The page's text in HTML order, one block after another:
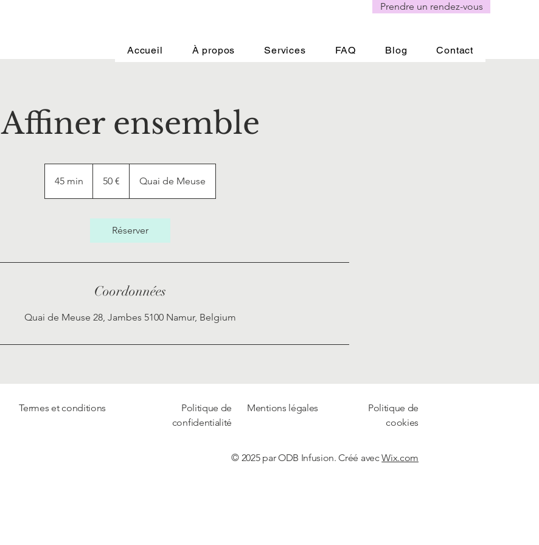
Prendre un rendez-vous
Accueil À propos Services FAQ Blog Contact
Affiner ensemble
45 min
5
50 € Quai de Meuse
Réserver
Coordonnées
Quai de Meuse 28, Jambes 5100 Namur, Belgium
Termes et conditions
Politique de
confidentialité
Mentions légales
Politique de
cookies
© 2025 par ODB Infusion. Créé avecWix.com